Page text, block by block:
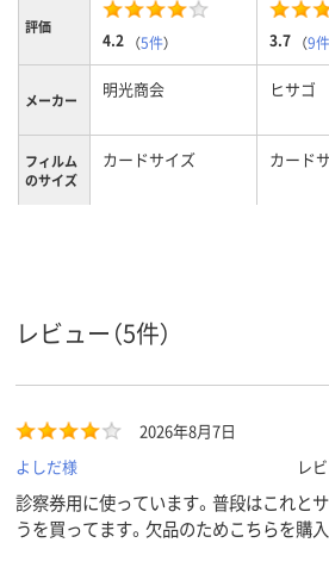
評価
4.2 （5件） 3.7 （9件
メーカー 明光商会 ヒサゴ
フィルム
のサイズ
カードサイズ カード
グロス
レビュー（5件）
2026年8月7日
よしだ様
レ
診察券用に使っています。普段はこれと
うを買ってます。欠品のためこちらを購